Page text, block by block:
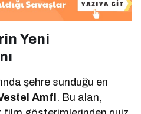
Yeni
şehre sunduğu en
Amfi. Bu alan,